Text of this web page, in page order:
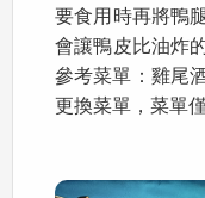
要食用時再將鴨
會讓鴨皮比油炸
參考菜單：雞尾
更換菜單，菜單